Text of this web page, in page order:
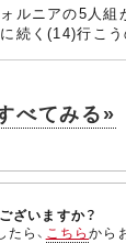
ルニアの5人組
続く(14)行こ
べてみる»
ざいますか？
ら、 こちらから